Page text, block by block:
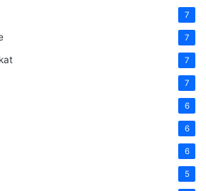
7
7
7
7
6
6
6
5